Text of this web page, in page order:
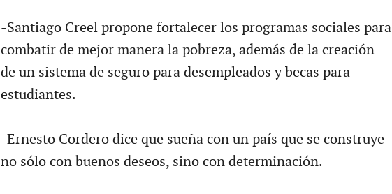
-Santiago Creel propone fortalecer los programas sociales para
combatir de mejor manera la pobreza, además de la creación
de un sistema de seguro para desempleados y becas para
estudiantes.
-Ernesto Cordero dice que sueña con un país que se construye
no sólo con buenos deseos, sino con determinación.